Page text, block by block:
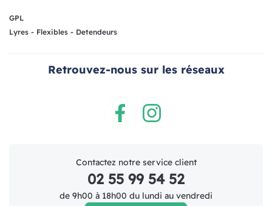
GPL
Lyres - Flexibles - Detendeurs
Retrouvez-nous sur les réseaux
Contactez notre service client
02 55 99 54 52
de 9h00 à 18h00 du lundi au vendredi